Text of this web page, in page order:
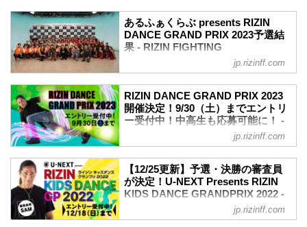
ジェンド・SAM氏が総合プロデューサー
＆審査員長を務め、未来のプロダンサー
発掘を目的としている。今年から東日
本、西日本での予選が開催決定！予選、
決勝の模様はテレビ埼玉等で放送予定！
そして今回も優勝したチームは「RIZIN
DANCE アンバサダー2025」に就任し、
夢の大舞台で踊れる権利を獲得すること
が出来るぞ！
今年は12/31（火）の...
あるふぁくらぶ presents RIZIN
DANCE GRAND PRIX 2023予選結
果 - RIZIN FIGHTING
FEDERATION オフィシャルサイト
ジオにて行われた、あるふぁくらぶ
presents RIZIN DANCE GRAND PRIX
2023の予選の結果は次の通りです。
決勝進出チーム / 小学生部門
Peek-a-boo★H
Peek-a-boo★H
SUPER La.PANTHER P
SUPER La.PANTHER P
Ledisy
jp.rizinff.com
RIZIN DANCE GRAND PRIX 2023
開催決定！9/30（土）までエントリ
ー受付中！中高生も応募可能に！ -
RIZIN FIGHTING FEDERATION オ
フィシャルサイト
10月14日（土）開催 予選結果
あるふぁくらぶ presents RIZIN DANCE
GRAND PRIX 2023予選結果 - RIZIN
jp.rizinff.com
【12/25更新】予選・決勝の審査員
が決定！U-NEXT Presents RIZIN
KIDS DANCE GRANDPRIX 2022 -
RIZIN FIGHTING FEDERATION オ
フィシャルサイト
jp.rizinff.com